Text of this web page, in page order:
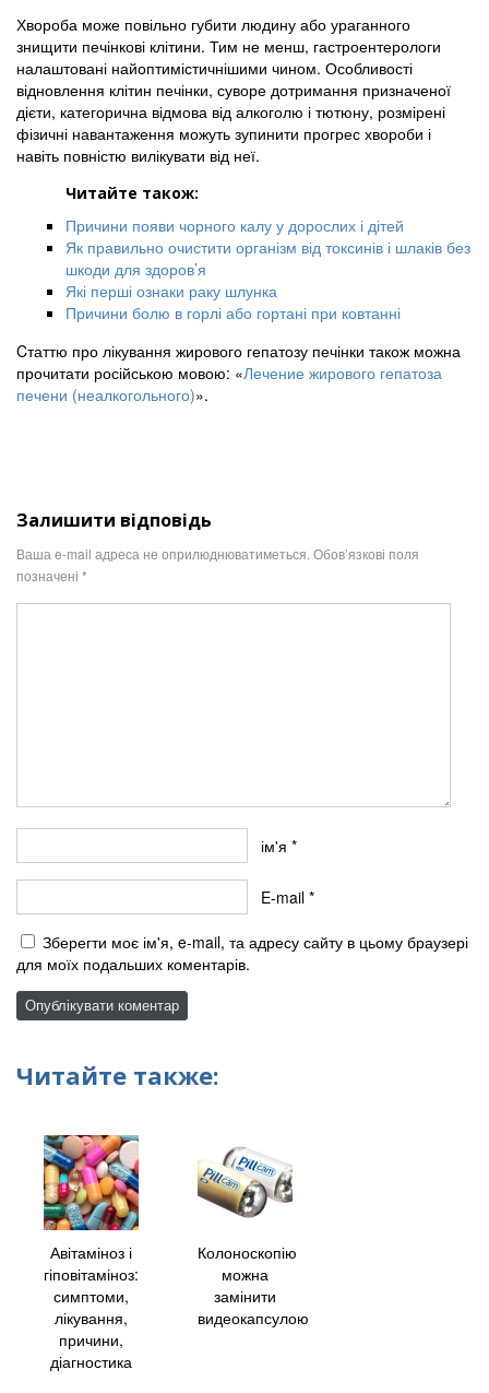
Хвороба може повільно губити людину або ураганного
знищити печінкові клітини. Тим не менш, гастроентерологи
налаштовані найоптимістичнішими чином. Особливості
відновлення клітин печінки, суворе дотримання призначеної
дієти, категорична відмова від алкоголю і тютюну, розмірені
фізичні навантаження можуть зупинити прогрес хвороби і
навіть повністю вилікувати від неї.
Читайте також:
Причини появи чорного калу у дорослих і дітей
Як правильно очистити організм від токсинів і шлаків без
шкоди для здоров’я
Які перші ознаки раку шлунка
Причини болю в горлі або гортані при ковтанні
Cтаттю про лікування жирового гепатозу печінки також можна
прочитати російською мовою: «Лечение жирового гепатоза
печени (неалкогольного)».
Залишити відповідь
Ваша e-mail адреса не оприлюднюватиметься. Обов’язкові поля
позначені *
ім'я *
E-mail *
Зберегти моє ім'я, e-mail, та адресу сайту в цьому браузері
для моїх подальших коментарів.
Читайте также:
Авітаміноз і
гіповітаміноз:
симптоми,
лікування,
причини,
діагностика
Колоноскопію
можна
замінити
видеокапсулою